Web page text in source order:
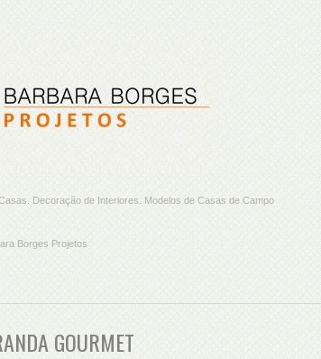
Decoração de Interiores. Modelos de Casas de Campo
Borges Projetos
GOURMET